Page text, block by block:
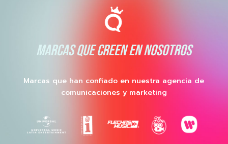
MARCAS QUE CREEN EN NOSOTROS
Marcas que han confiado en nuestra agencia de
comunicaciones y marketing